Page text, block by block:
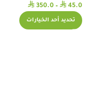
⃁ 45.0
–
⃁ 350.0
تحديد أحد الخيارات